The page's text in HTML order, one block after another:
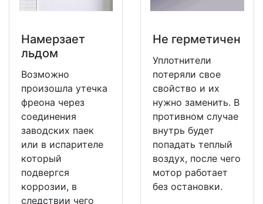
Намерзает
льдом
Возможно
произошла утечка
фреона через
соединения
заводских паек
или в испарителе
который
подвергся
коррозии, в
следствии чего
Не герметичен
Уплотнители
потеряли свое
свойство и их
нужно заменить. В
противном случае
внутрь будет
попадать теплый
воздух, после чего
мотор работает
без остановки.